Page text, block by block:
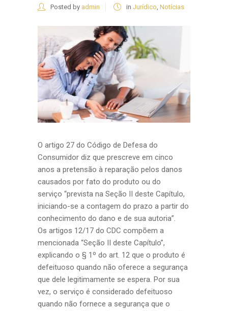
Posted by admin in Jurídico, Notícias
O artigo 27 do Código de Defesa do
Consumidor diz que prescreve em cinco
anos a pretensão à reparação pelos danos
causados por fato do produto ou do
serviço “prevista na Seção II deste Capítulo,
iniciando-se a contagem do prazo a partir do
conhecimento do dano e de sua autoria”.
Os artigos 12/17 do CDC compõem a
mencionada “Seção II deste Capítulo”,
explicando o § 1º do art. 12 que o produto é
defeituoso quando não oferece a segurança
que dele legitimamente se espera. Por sua
vez, o serviço é considerado defeituoso
quando não fornece a segurança que o